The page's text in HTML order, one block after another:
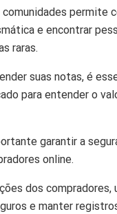
permite
e encontrar
raras.
suas notas, é
para entender o
garantir a
online.
dos
e manter